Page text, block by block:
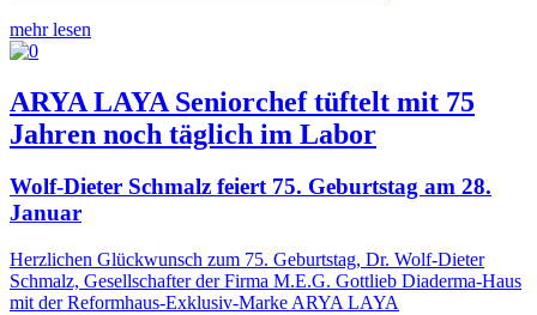
mehr lesen
ARYA LAYA Seniorchef tüftelt mit 75
Jahren noch täglich im Labor
Wolf-Dieter Schmalz feiert 75. Geburtstag am 28.
Januar
Herzlichen Glückwunsch zum 75. Geburtstag, Dr. Wolf-Dieter
Schmalz, Gesellschafter der Firma M.E.G. Gottlieb Diaderma-Haus
mit der Reformhaus-Exklusiv-Marke ARYA LAYA